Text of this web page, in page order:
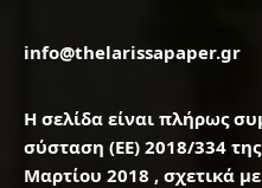
info@thelarissapaper.gr
Η σελίδα είναι πλήρως
σύσταση (ΕΕ) 2018/334
Μαρτίου 2018 , σχετικά